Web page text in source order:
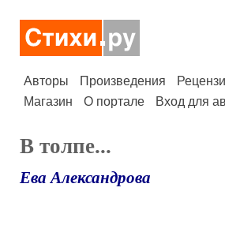
Авторы Произведения
Магазин
О портале Вход для
В толпе...
Ева Александрова